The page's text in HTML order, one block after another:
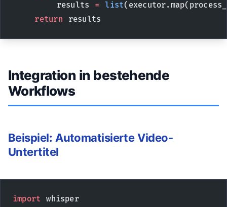
        results
= list
    return
results
Integration in bestehende
Workflows
Beispiel: Automatisierte Video-
Untertitel
import whisper